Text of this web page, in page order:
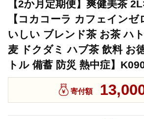
【2か月定期便】爽健美茶
【コカコーラ カフェイン
いしい ブレンド茶 お茶 ハ
麦 ドクダミ ハブ茶 飲料 お
トル 備蓄 防災 熱中症】
寄付額